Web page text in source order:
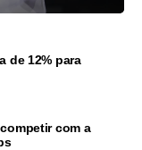
de 12% para
com a